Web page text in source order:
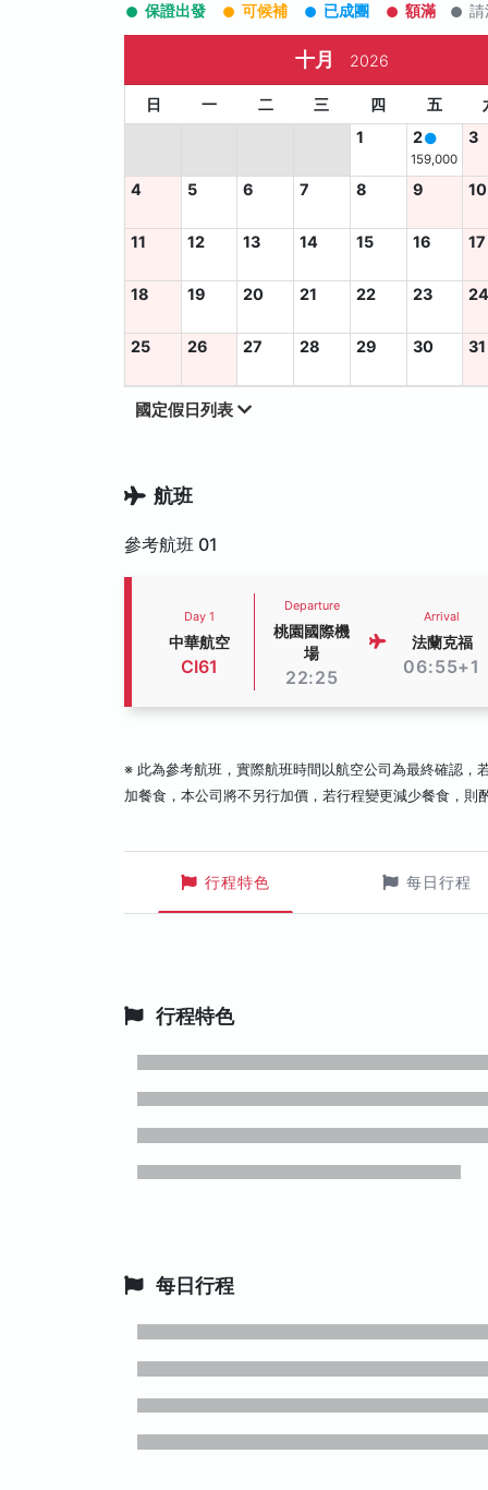
保證出發 可候補 已成團 額滿
十月 2026
日 一 二 三 四 五
1
2
159,000
3
4 5 6 7 8 9 10
11 12 13 14 15 16 17
18 19 20 21 22 23
25 26 27 28 29 30 31
國定假日列表
航班
參考航班 01
Day 1
中華航空
CI61
Departure
桃園國際機
場
22:25
Arrival
法蘭克福
06:55+1
※ 此為參考航班，實際航班時間以航空公司為最終確認，
加餐食，本公司將不另行加價，若行程變更減少餐食，則
行程特色 每日行程
行程特色
每日行程